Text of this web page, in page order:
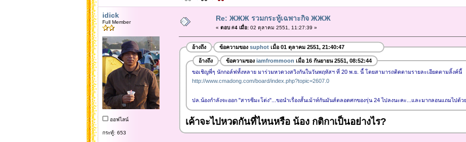
idick
Full Member
ออฟไลน์
กระทู้: 653
Re: ЖЖЖ รวมกระทู้เฉพาะกิจ ЖЖЖ
« ตอบ #4 เมื่อ:02 ตุลาคม 2551, 11:27:39 »
อ้างถึง ข้อความของ suphotเมื่อ 01 ตุลาคม 2551, 21:40:47
อ้างถึง ข้อความของ iamfrommoon เมื่อ 16 กันยายน 2551, 08:52:44
ขอเชิญพี่ๆ นักกอล์ฟทั้งหลาย มาร่วมหวดวงสวิงกันในวันพฤหัสฯ ที่ 20 พ.ย. นี้ โดยสามารถติดตามรายละเอียดตามลิ้งค์นี้
http://www.cmadong.com/board/index.php?topic=2607.0
ปล.น้องกำลังจะออก "สารซีมะโด่ง"...ขอนำเรื่องสั้นเม้าท์กันมันส์ตลอดศกของรุ่น 24 ไปลงนะคะ...และมากลอนแถมไปด้ว
เค้าจะไปหวดกันที่ไหนหรือ น้อง กติกาเป็นอย่างไร?